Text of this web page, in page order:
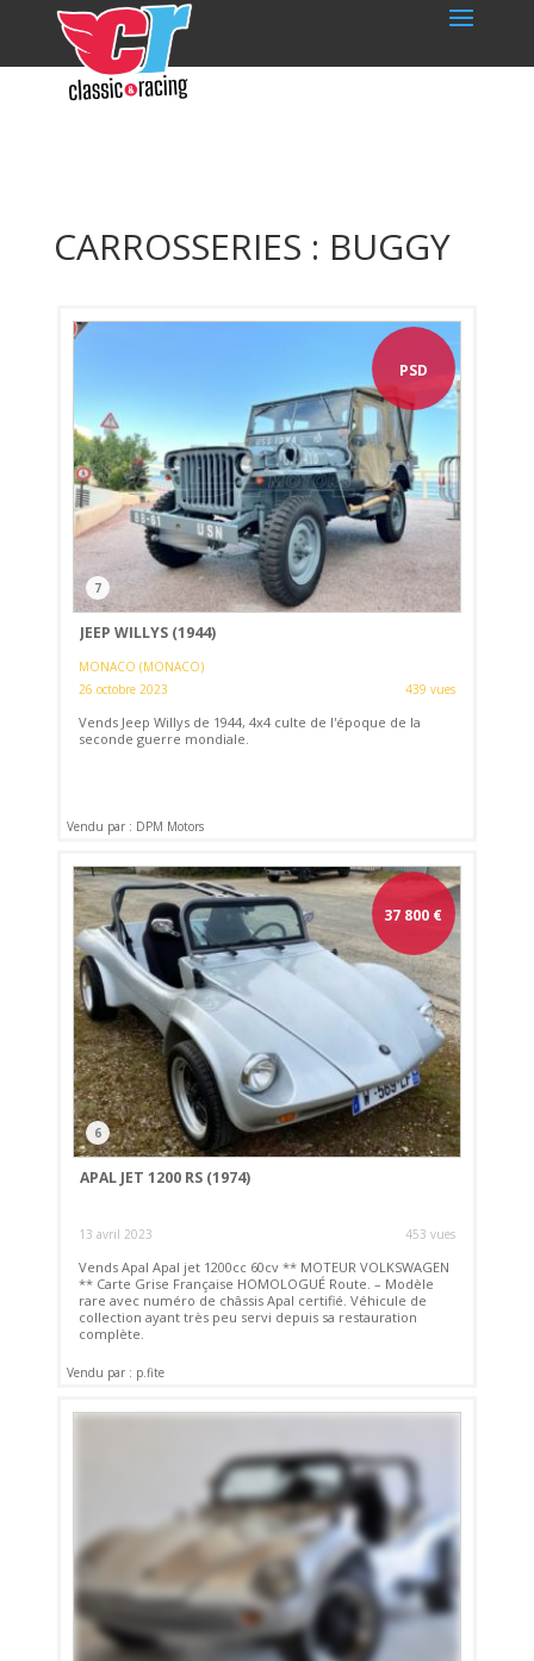
CARROSSERIES : BUGGY
PSD
7
JEEP WILLYS (1944)
MONACO (MONACO)
26 octobre 2023
439 vues
Vends Jeep Willys de 1944, 4x4 culte de l'époque de la
seconde guerre mondiale.
Vendu par : DPM Motors
37 800 €
6
APAL JET 1200 RS (1974)
13 avril 2023 453 vues
Vends Apal Apal jet 1200cc 60cv ** MOTEUR VOLKSWAGEN
** Carte Grise Française HOMOLOGUÉ Route. – Modèle
rare avec numéro de châssis Apal certifié. Véhicule de
collection ayant très peu servi depuis sa restauration
complète.
Vendu par : p.fite